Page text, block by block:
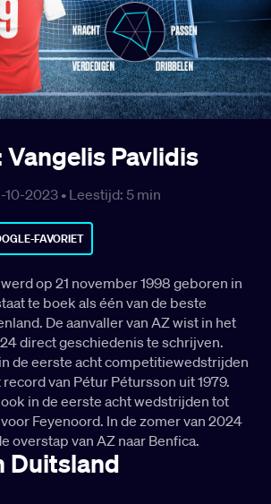
Pavlidis
2023 • Leestijd: 5 min
FAVORIET
op 21 november 1998 geboren in
te boek als één van de beste
De aanvaller van AZ wist in het
direct geschiedenis te schrijven.
de eerste acht competitiewedstrijden
van Pétur Pétursson uit 1979.
in de eerste acht wedstrijden tot
Feyenoord. In de zomer van 2024
overstap van AZ naar Benfica.
Duitsland